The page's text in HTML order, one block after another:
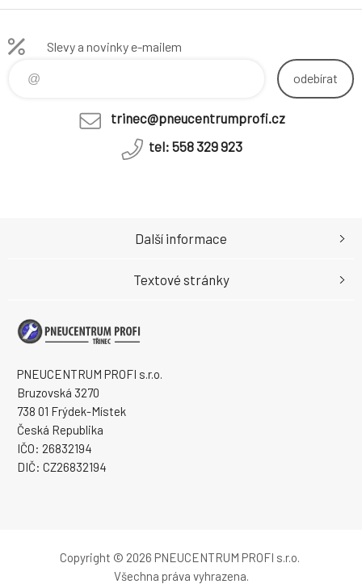
Slevy a novinky e-mailem
odebírat
trinec@pneucentrumprofi.cz
tel: 558 329 923
PNEUCENTRUM PROFI s.r.o.
Bruzovská 3270
738 01 Frýdek-Místek
Česká Republika
IČO: 26832194
DIČ: CZ26832194
Další informace
Textové stránky
Copyright © 2026 PNEUCENTRUM PROFI s.r.o.
Všechna práva vyhrazena.